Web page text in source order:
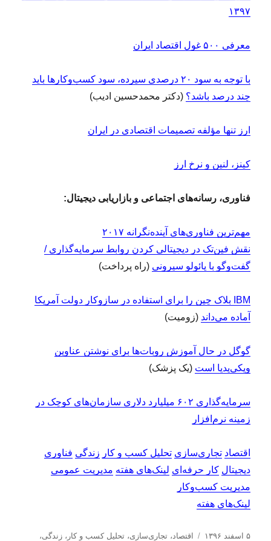
۱۳۹۷
معرفی ۵۰۰ غول اقتصاد ایران
با توجه به سود ۲۰ درصدی سپرده، سود کسب‌و‌کارها باید
چند درصد باشد؟ (دکتر محمدحسین ادیب)
ارز تنها مؤلفه تصمیمات اقتصادی در ایران
کینز، لنین و نرخ ارز
فناوری، رسانه‌های اجتماعی و بازاریابی دیجیتال:
مهم‌ترین فناوری‌های آینده‌نگرانه ۲۰۱۷
نقش فین‌تک در دیجیتالی کردن روابط سرمایه‌گذاری /
گفت‌وگو با پائولو سیرونی (راه پرداخت)
IBM بلاک چین را برای استفاده در سازوکار دولت آمریکا
آماده می‌داند (زومیت)
گوگل در حال آموزش روبات‌ها برای نوشتن عناوین
ویکی‌پدیا است (یک پزشک)
سرمایه‌گذاری ۶۰۲ میلیارد دلاری سازمان‌های کوچک در
زمینه نرم‌افزار
اقتصاد تجاری‌سازی تحلیل کسب و کار زندگی فناوری
دیجیتال کار حرفه‌ای لینک‌های هفته مدیریت عمومی
مدیریت کسب‌و‌کار
لینک‌های هفته
ا۵ اسفند ۱۳۹۶ د
اقتصاد ،تجاری‌سازی،تحلیل كسب و كار ،زندگی،